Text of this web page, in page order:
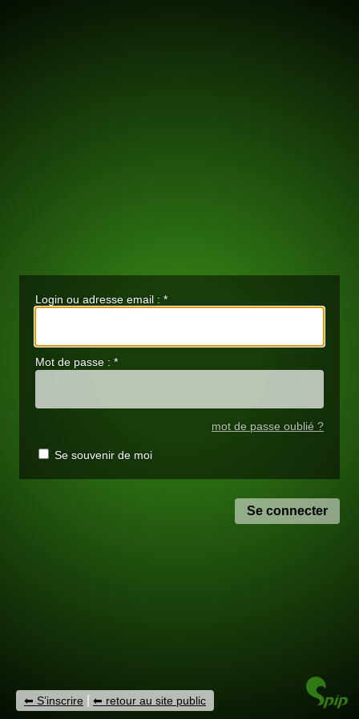
Login ou adresse email : *
Mot de passe : *
mot de passe oublié ?
Se souvenir de moi
S’inscrire retour au site public